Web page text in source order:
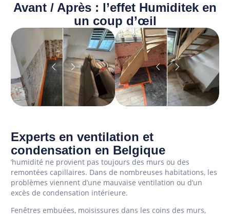
Avant / Après : l’effet Humiditek en
un coup d’œil
Experts en ventilation et
condensation en Belgique
’humidité ne provient pas toujours des murs ou des
remontées capillaires. Dans de nombreuses habitations, les
problèmes viennent d’une mauvaise ventilation ou d’un
excès de condensation intérieure.
Fenêtres embuées, moisissures dans les coins des murs,